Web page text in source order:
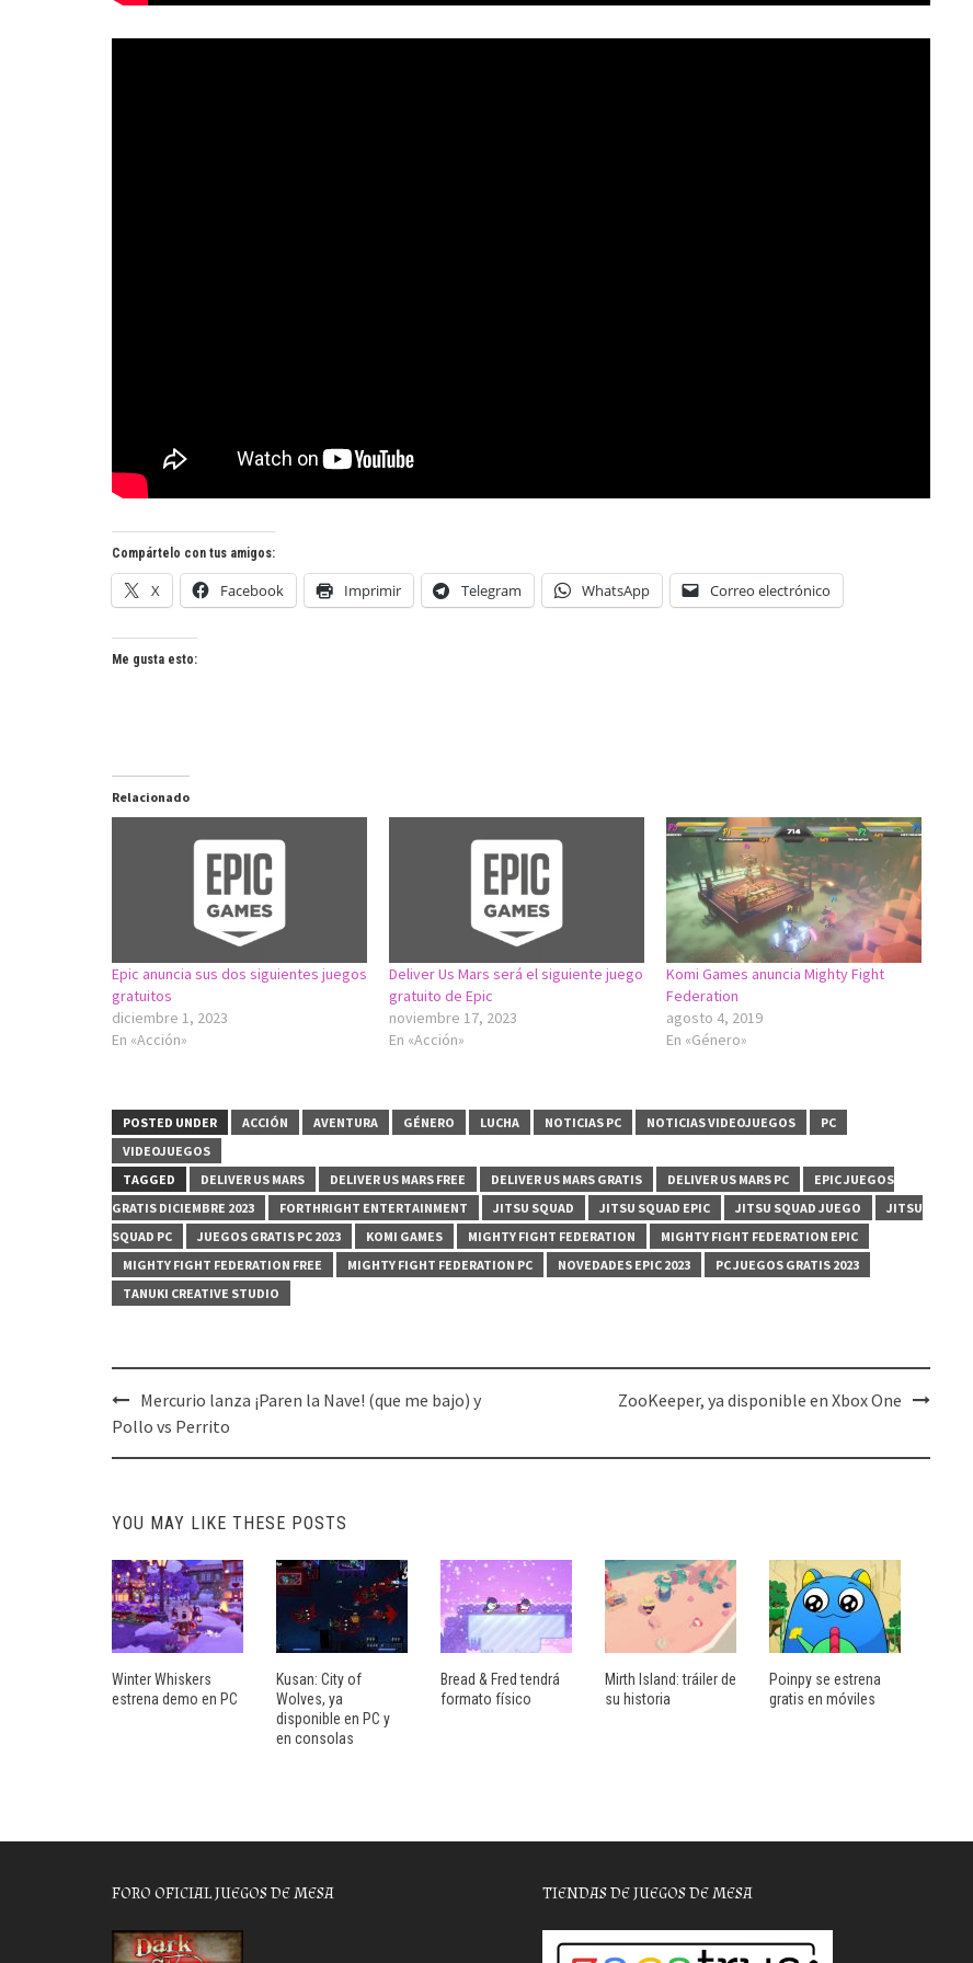
Compártelo con tus amigos:
X Facebook Imprimir Telegram WhatsApp Correo electrónico
Me gusta esto:
Relacionado
Epic anuncia sus dos siguientes juegos
gratuitos
diciembre 1, 2023
En «Acción»
Deliver Us Mars será el siguiente juego
gratuito de Epic
noviembre 17, 2023
En «Acción»
Komi Games anuncia Mighty Fight
Federation
agosto 4, 2019
En «Género»
POSTED UNDER ACCIÓN AVENTURA GÉNERO LUCHA NOTICIAS PC NOTICIAS VIDEOJUEGOS
PC
VIDEOJUEGOS
TAGGED
DELIVER US MARS DELIVER US MARS FREE DELIVER US MARS GRATIS DELIVER US MARS PC
EPIC JUEGOS
GRATIS DICIEMBRE 2023
FORTHRIGHT ENTERTAINMENT JITSU SQUAD JITSU SQUAD EPIC JITSU SQUAD JUEGO
JITSU
SQUAD PC
JUEGOS GRATIS PC 2023 KOMI GAMES MIGHTY FIGHT FEDERATION
MIGHTY FIGHT FEDERATION EPIC
MIGHTY FIGHT FEDERATION FREE
MIGHTY FIGHT FEDERATION PC NOVEDADES EPIC 2023
PC JUEGOS GRATIS 2023
TANUKI CREATIVE STUDIO
Post
navigation
Mercurio lanza ¡Paren la Nave! (que me bajo) y
Pollo vs Perrito
ZooKeeper, ya disponible en Xbox One
YOU MAY LIKE THESE POSTS
Winter Whiskers
estrena demo en PC
Kusan: City of
Wolves, ya
disponible en PC y
en consolas
Bread & Fred tendrá
formato físico
Mirth Island: tráiler de
su historia
Poinpy se estrena
gratis en móviles
FORO OFICIAL JUEGOS DE MESA TIENDAS DE JUEGOS DE MESA